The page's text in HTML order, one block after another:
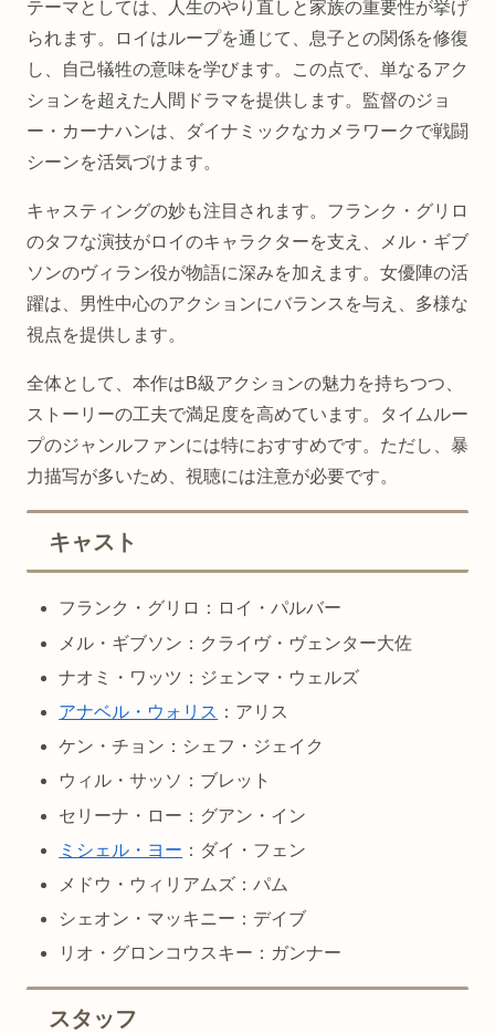
テーマとしては、人生のやり直しと家族の重要性が挙げ
られます。ロイはループを通じて、息子との関係を修復
し、自己犠牲の意味を学びます。この点で、単なるアク
ションを超えた人間ドラマを提供します。監督のジョ
ー・カーナハンは、ダイナミックなカメラワークで戦闘
シーンを活気づけます。
キャスティングの妙も注目されます。フランク・グリロ
のタフな演技がロイのキャラクターを支え、メル・ギブ
ソンのヴィラン役が物語に深みを加えます。女優陣の活
躍は、男性中心のアクションにバランスを与え、多様な
視点を提供します。
全体として、本作はB級アクションの魅力を持ちつつ、
ストーリーの工夫で満足度を高めています。タイムルー
プのジャンルファンには特におすすめです。ただし、暴
力描写が多いため、視聴には注意が必要です。
キャスト
フランク・グリロ：ロイ・パルバー
メル・ギブソン：クライヴ・ヴェンター大佐
ナオミ・ワッツ：ジェンマ・ウェルズ
アナベル・ウォリス ：アリス
ケン・チョン：シェフ・ジェイク
ウィル・サッソ：ブレット
セリーナ・ロー：グアン・イン
ミシェル・ヨー ：ダイ・フェン
メドウ・ウィリアムズ：パム
シェオン・マッキニー：デイブ
リオ・グロンコウスキー：ガンナー
スタッフ